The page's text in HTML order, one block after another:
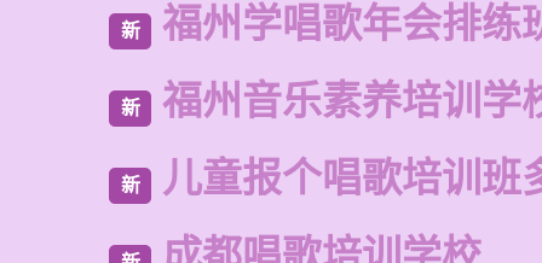
新 福州学唱歌年会排练
新 福州音乐素养培训学
新 儿童报个唱歌培训班